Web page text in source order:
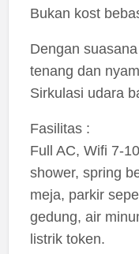
Bukan kost
Dengan
tenang dan
Sirkulasi udara
Fasilitas :
Full AC, Wifi 7-
shower, spring
meja, parkir
gedung, air
listrik token.